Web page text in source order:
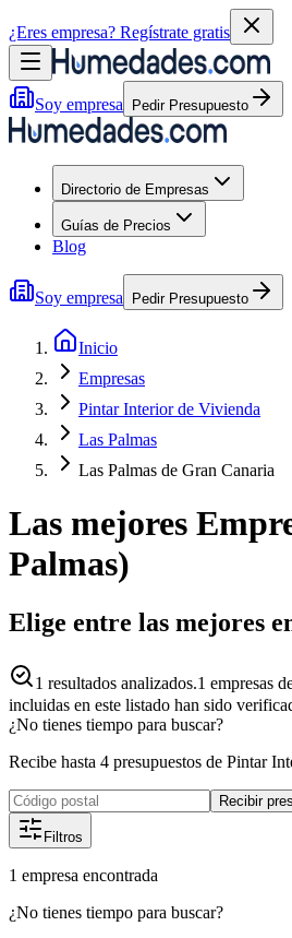
¿Eres empresa? Regístrate gratis
Soy empresa Pedir Presupuesto
Directorio de Empresas
Guías de Precios
Blog
Soy empresa Pedir Presupuesto
Inicio
Empresas
Pintar Interior de Vivienda
Las Palmas
Las Palmas de Gran Canaria
Las mejores
Palmas)
Elige entre las mejores
1 resultados analizados.1 empresas
incluidas en este listado han sido
¿No tienes tiempo para buscar?
Recibe hasta 4 presupuestos de Pintar
Recibir
Filtros
1 empresa encontrada
¿No tienes tiempo para buscar?